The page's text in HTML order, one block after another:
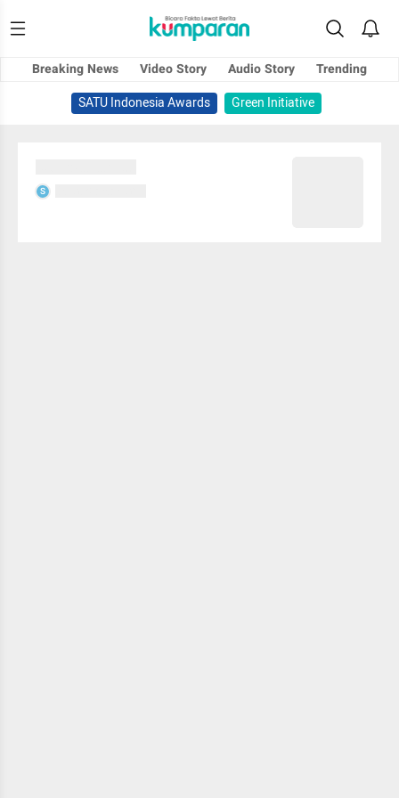
Breaking News Video Story Audio Story
Trending
SATU Indonesia Awards
Green Initiative
S